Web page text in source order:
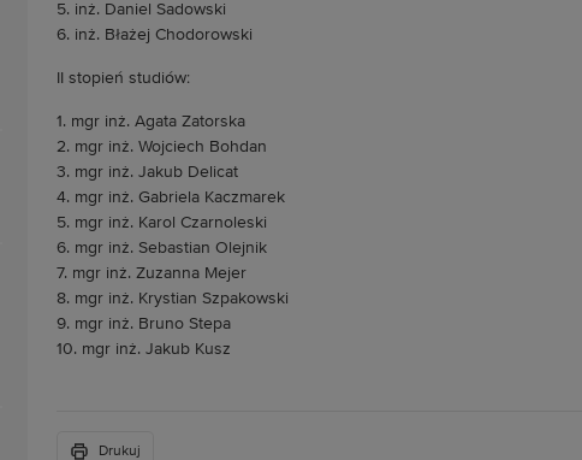
5. inż. Daniel Sadowski
6. inż. Błażej Chodorowski
II stopień studiów:
1. mgr inż. Agata Zatorska
2. mgr inż. Wojciech Bohdan
3. mgr inż. Jakub Delicat
4. mgr inż. Gabriela Kaczmarek
5. mgr inż. Karol Czarnoleski
6. mgr inż. Sebastian Olejnik
7. mgr inż. Zuzanna Mejer
8. mgr inż. Krystian Szpakowski
9. mgr inż. Bruno Stepa
10. mgr inż. Jakub Kusz
Drukuj